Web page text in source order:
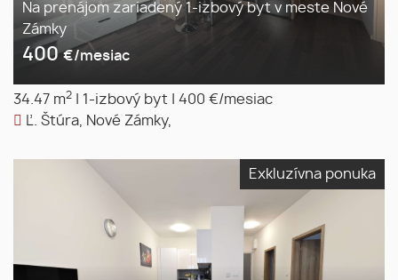
Na prenájom zariadený 1-izbový byt v meste Nové
Zámky
400€/mesiac
34.47 m2 1-izbový byt
400 €/mesiac
Ľ. Štúra, Nové Zámky,
Exkluzívna ponuka